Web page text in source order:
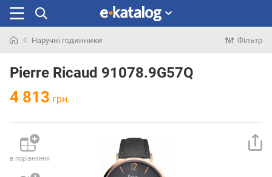
раніше
Наручні годинники Фільтр
Pierre Ricaud 91078.9G57Q
4 813 грн.
в порівняння